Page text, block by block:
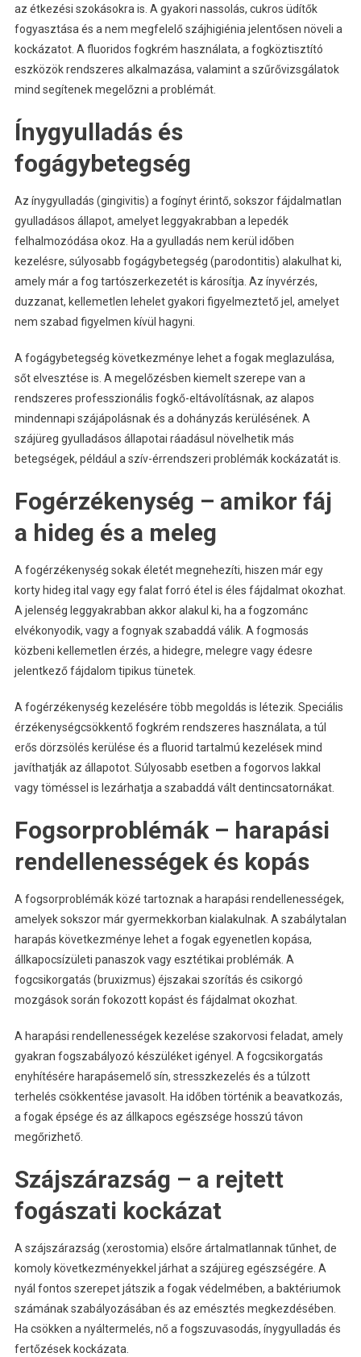
az étkezési szokásokra is. A gyakori nassolás, cukros üdítők
fogyasztása és a nem megfelelő szájhigiénia jelentősen növeli a
kockázatot. A fluoridos fogkrém használata, a fogköztisztító
eszközök rendszeres alkalmazása, valamint a szűrővizsgálatok
mind segítenek megelőzni a problémát.
Ínygyulladás és
fogágybetegség
Az ínygyulladás (gingivitis) a fogínyt érintő, sokszor fájdalmatlan
gyulladásos állapot, amelyet leggyakrabban a lepedék
felhalmozódása okoz. Ha a gyulladás nem kerül időben
kezelésre, súlyosabb fogágybetegség (parodontitis) alakulhat ki,
amely már a fog tartószerkezetét is károsítja. Az ínyvérzés,
duzzanat, kellemetlen lehelet gyakori figyelmeztető jel, amelyet
nem szabad figyelmen kívül hagyni.
A fogágybetegség következménye lehet a fogak meglazulása,
sőt elvesztése is. A megelőzésben kiemelt szerepe van a
rendszeres professzionális fogkő-eltávolításnak, az alapos
mindennapi szájápolásnak és a dohányzás kerülésének. A
szájüreg gyulladásos állapotai ráadásul növelhetik más
betegségek, például a szív-érrendszeri problémák kockázatát is.
Fogérzékenység – amikor fáj
a hideg és a meleg
A fogérzékenység sokak életét megnehezíti, hiszen már egy
korty hideg ital vagy egy falat forró étel is éles fájdalmat okozhat.
A jelenség leggyakrabban akkor alakul ki, ha a fogzománc
elvékonyodik, vagy a fognyak szabaddá válik. A fogmosás
közbeni kellemetlen érzés, a hidegre, melegre vagy édesre
jelentkező fájdalom tipikus tünetek.
A fogérzékenység kezelésére több megoldás is létezik. Speciális
érzékenységcsökkentő fogkrém rendszeres használata, a túl
erős dörzsölés kerülése és a fluorid tartalmú kezelések mind
javíthatják az állapotot. Súlyosabb esetben a fogorvos lakkal
vagy töméssel is lezárhatja a szabaddá vált dentincsatornákat.
Fogsorproblémák – harapási
rendellenességek és kopás
A fogsorproblémák közé tartoznak a harapási rendellenességek,
amelyek sokszor már gyermekkorban kialakulnak. A szabálytalan
harapás következménye lehet a fogak egyenetlen kopása,
állkapocsízületi panaszok vagy esztétikai problémák. A
fogcsikorgatás (bruxizmus) éjszakai szorítás és csikorgó
mozgások során fokozott kopást és fájdalmat okozhat.
A harapási rendellenességek kezelése szakorvosi feladat, amely
gyakran fogszabályozó készüléket igényel. A fogcsikorgatás
enyhítésére harapásemelő sín, stresszkezelés és a túlzott
terhelés csökkentése javasolt. Ha időben történik a beavatkozás,
a fogak épsége és az állkapocs egészsége hosszú távon
megőrizhető.
Szájszárazság – a rejtett
fogászati kockázat
A szájszárazság (xerostomia) elsőre ártalmatlannak tűnhet, de
komoly következményekkel járhat a szájüreg egészségére. A
nyál fontos szerepet játszik a fogak védelmében, a baktériumok
számának szabályozásában és az emésztés megkezdésében.
Ha csökken a nyáltermelés, nő a fogszuvasodás, ínygyulladás és
fertőzések kockázata.